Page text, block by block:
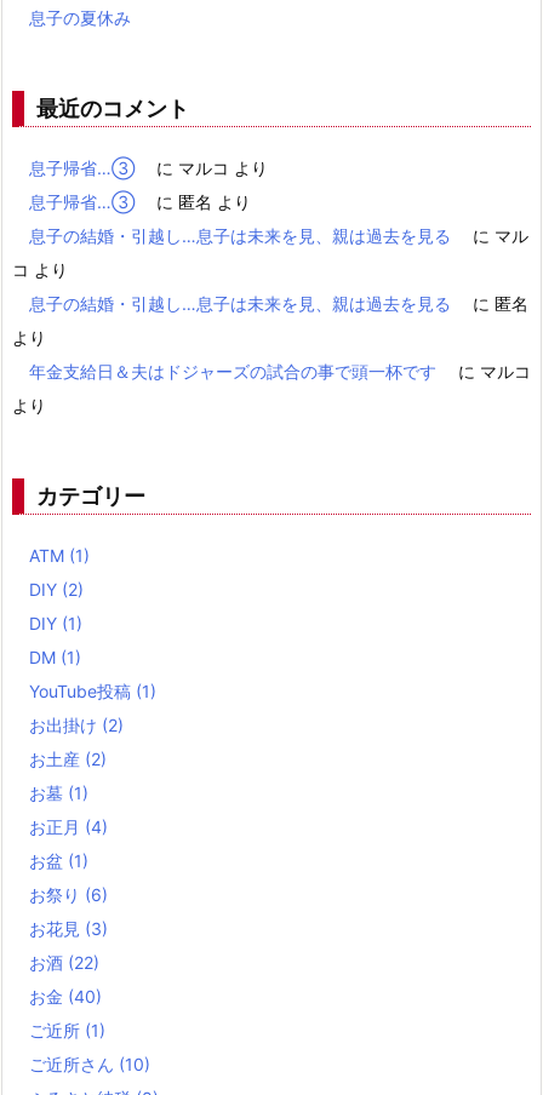
息子の夏休み
最近のコメント
息子帰省…③ に マルコ より
息子帰省…③
に 匿名 より
息子の結婚・引越し…息子は未来を見、親は過去を見る
に マル
コ より
息子の結婚・引越し…息子は未来を見、親は過去を見る
に 匿名
より
年金支給日＆夫はドジャーズの試合の事で頭一杯です
に マルコ
より
カテゴリー
ATM (1)
DIY (2)
DIY (1)
DM (1)
YouTube投稿 (1)
お出掛け (2)
お土産 (2)
お墓 (1)
お正月 (4)
お盆 (1)
お祭り (6)
お花見 (3)
お酒 (22)
お金 (40)
ご近所 (1)
ご近所さん (10)